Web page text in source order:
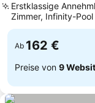
Erstklassige
Zimmer, Infinity-
Hafenblick
Ab 162 €
Preise von 9